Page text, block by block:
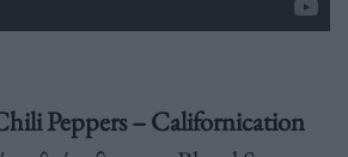
Peppers – Californication